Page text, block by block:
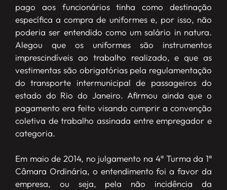
pago aos funcionários tinha como destinação
específica a compra de uniformes e, por isso, não
poderia ser entendido como um salário in natura.
Alegou que os uniformes são instrumentos
imprescindíveis ao trabalho realizado, e que as
vestimentas são obrigatórias pela regulamentação
do transporte intermunicipal de passageiros do
estado do Rio do Janeiro. Afirmou ainda que o
pagamento era feito visando cumprir a convenção
coletiva de trabalho assinada entre empregador e
categoria.
Em maio de 2014, no julgamento na 4ª Turma da 1ª
Câmara Ordinária, o entendimento foi a favor da
empresa, ou seja, pela não incidência da